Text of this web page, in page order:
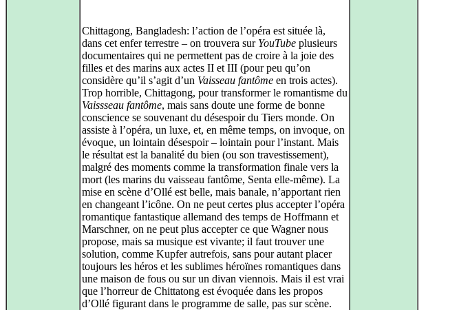
Chittagong, Bangladesh: l’action de l’opéra est située là,
dans cet enfer terrestre – on trouvera sur YouTube plusieurs
documentaires qui ne permettent pas de croire à la joie des
filles et des marins aux actes II et III (pour peu qu’on
considère qu’il s’agit d’un Vaisseau fantôme en trois actes).
Trop horrible, Chittagong, pour transformer le romantisme du
Vaissseau fantôme, mais sans doute une forme de bonne
conscience se souvenant du désespoir du Tiers monde. On
assiste à l’opéra, un luxe, et, en même temps, on invoque, on
évoque, un lointain désespoir – lointain pour l’instant. Mais
le résultat est la banalité du bien (ou son travestissement),
malgré des moments comme la transformation finale vers la
mort (les marins du vaisseau fantôme, Senta elle-même). La
mise en scène d’Ollé est belle, mais banale, n’apportant rien
en changeant l’icône. On ne peut certes plus accepter l’opéra
romantique fantastique allemand des temps de Hoffmann et
Marschner, on ne peut plus accepter ce que Wagner nous
propose, mais sa musique est vivante; il faut trouver une
solution, comme Kupfer autrefois, sans pour autant placer
toujours les héros et les sublimes héroïnes romantiques dans
une maison de fous ou sur un divan viennois. Mais il est vrai
que l’horreur de Chittatong est évoquée dans les propos
d’Ollé figurant dans le programme de salle, pas sur scène.